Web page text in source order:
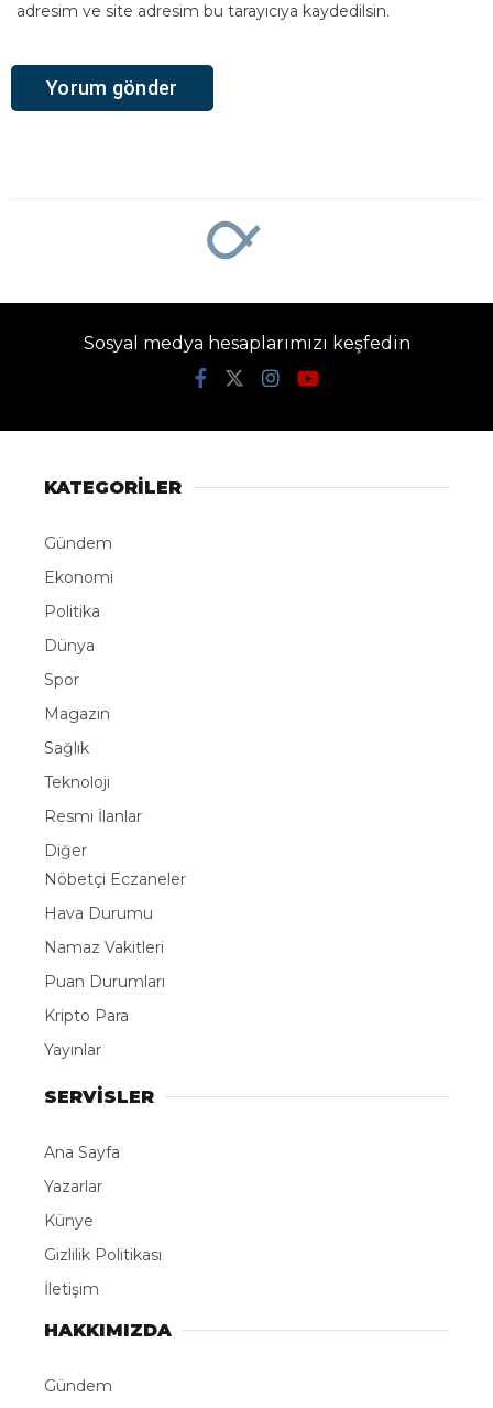
adresim ve site adresim bu tarayıcıya kaydedilsin.
Sosyal medya hesaplarımızı keşfedin
KATEGORİLER
Gündem
Ekonomi
Politika
Dünya
Spor
Magazin
Sağlık
Teknoloji
Resmi İlanlar
Diğer
Nöbetçi Eczaneler
Hava Durumu
Namaz Vakitleri
Puan Durumları
Kripto Para
Yayınlar
SERVİSLER
Ana Sayfa
Yazarlar
Künye
Gizlilik Politikası
İletişim
HAKKIMIZDA
Gündem